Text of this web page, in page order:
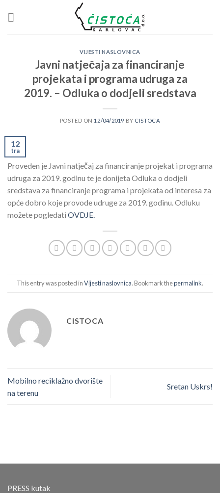
VIJESTI NASLOVNICA
Javni natječaja za financiranje
projekata i programa udruga za
2019. – Odluka o dodjeli sredstava
POSTED ON 12/04/2019 BY CISTOCA
12
tra
Proveden je Javni natječaj za financiranje projekat i programa
udruga za 2019. godinu te je donijeta Odluka o dodjeli
sredstava za financiranje programa i projekata od interesa za
opće dobro koje provode udruge za 2019. godinu. Odluku
možete pogledati OVDJE.
This entry was posted inVijesti naslovnica. Bookmark thepermalink.
CISTOCA
Mobilno reciklažno dvorište
na terenu
Sretan Uskrs!
PRESS kutak